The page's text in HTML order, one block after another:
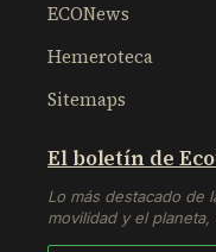
ECONews
Hemeroteca
Sitemaps
El boletín de
Lo más destacado de
movilidad y el